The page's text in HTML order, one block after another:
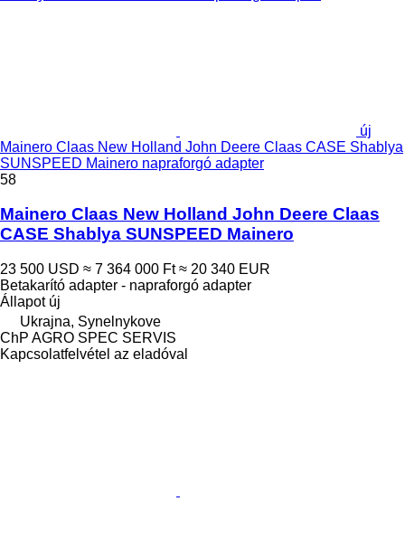
új
Mainero Claas New Holland John Deere Claas CASE Shablya
SUNSPEED Mainero napraforgó adapter
58
Mainero Claas New Holland John Deere Claas
CASE Shablya SUNSPEED Mainero
23 500 USD ≈ 7 364 000 Ft ≈ 20 340 EUR
Betakarító adapter - napraforgó adapter
Állapotúj
Ukrajna, Synelnykove
ChP AGRO SPEC SERVIS
Kapcsolatfelvétel az eladóval